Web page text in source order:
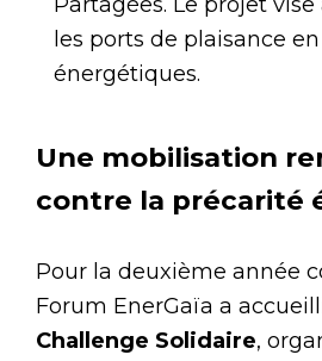
les ports de plaisance
énergétiques.
Une mobilisation
contre la précarité
Pour la deuxième année
Forum EnerGaïa a
Challenge Solidaire,